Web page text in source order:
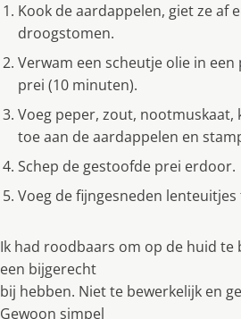
Kook de aardappelen, giet ze af
droogstomen.
Verwam een scheutje olie in
prei (10 minuten).
Voeg peper, zout,
toe aan de aardappelen en
Schep de gestoofde prei erdoor.
Voeg de fijngesneden
Ik had roodbaars om op de huid te
een bijgerecht
bij hebben. Niet te bewerkelijk en
Gewoon simpel